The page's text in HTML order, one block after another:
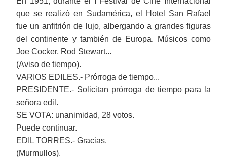
que se realizó en Sudamérica, el Hotel San Rafael
fue un anfitrión de lujo, albergando a grandes figuras
del continente y también de Europa. Músicos como
Joe Cocker, Rod Stewart...
(Aviso de tiempo).
VARIOS EDILES.- Prórroga de tiempo...
PRESIDENTE.- Solicitan prórroga de tiempo para la
señora edil.
SE VOTA: unanimidad, 28 votos.
Puede continuar.
EDIL TORRES.- Gracias.
(Murmullos).